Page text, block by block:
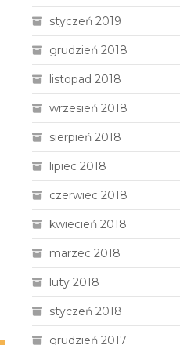
styczeń 2019
grudzień 2018
listopad 2018
wrzesień 2018
sierpień 2018
lipiec 2018
czerwiec 2018
kwiecień 2018
marzec 2018
luty 2018
styczeń 2018
grudzień 2017